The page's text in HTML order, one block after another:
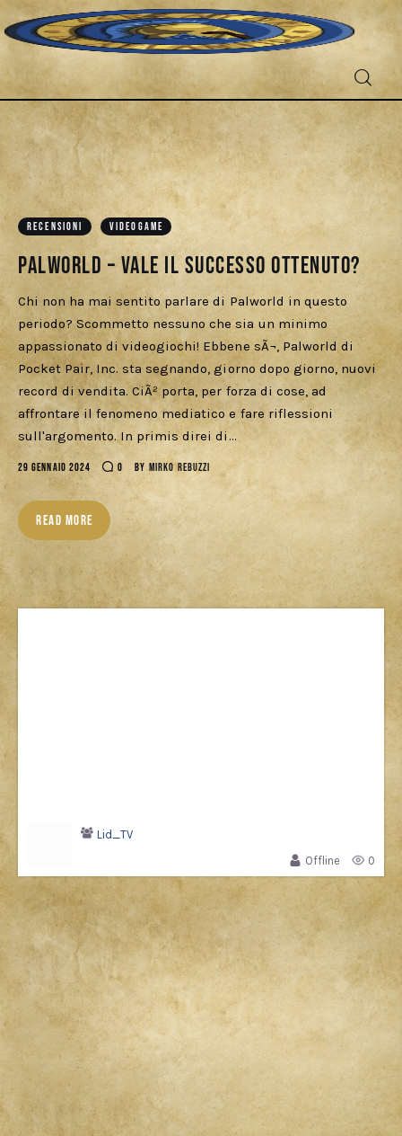
Fantascienza
Fantasy
Games
Recensioni
Libri e fumetti
Cercatori
Download
RECENSIONI VIDEOGAME
Palworld – Vale il successo ottenuto?
Chi non ha mai sentito parlare di Palworld in questo
periodo? Scommetto nessuno che sia un minimo
appassionato di videogiochi! Ebbene sÃ¬, Palworld di
Pocket Pair, Inc. sta segnando, giorno dopo giorno, nuovi
record di vendita. CiÃ² porta, per forza di cose, ad
affrontare il fenomeno mediatico e fare riflessioni
sull'argomento. In primis direi di…
29 GENNAIO 2024 0 BY MIRKO REBUZZI
READ MORE
Lid_TV
Offline
0